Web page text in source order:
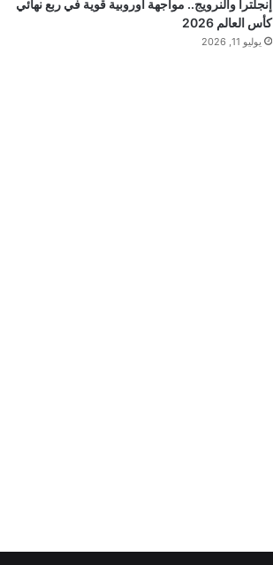
إنجلترا والنرويج.. مواجهة أوروبية قوية في ربع نهائي
كأس العالم 2026
يوليو 11, 2026